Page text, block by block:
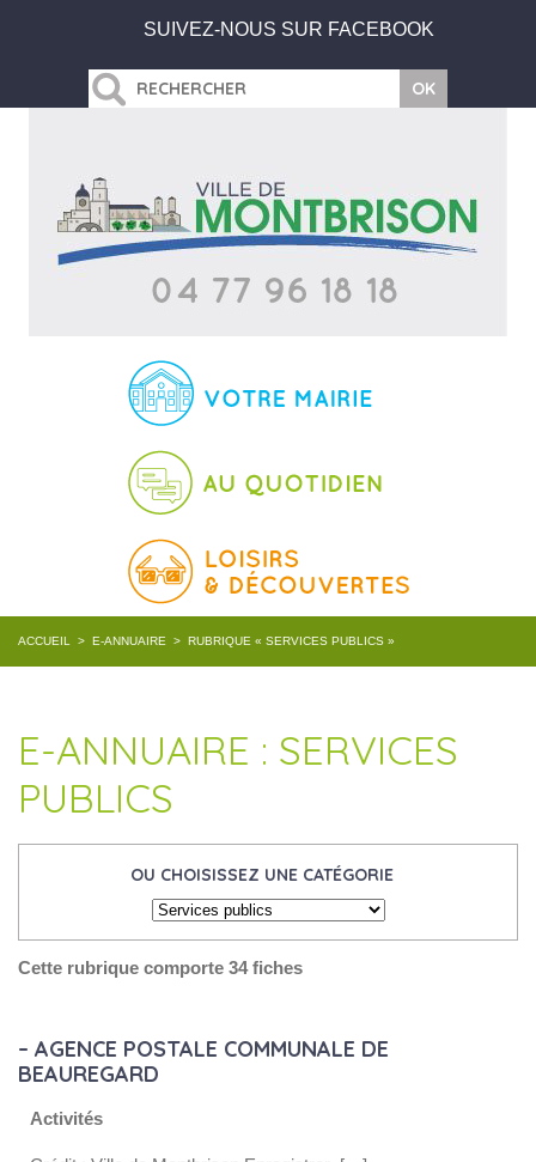
SUIVEZ-NOUS SUR FACEBOOK
ACCUEIL > E-ANNUAIRE > RUBRIQUE « SERVICES PUBLICS »
E-ANNUAIRE : SERVICES
PUBLICS
OU CHOISISSEZ UNE CATÉGORIE
Cette rubrique comporte 34 fiches
– AGENCE POSTALE COMMUNALE DE
BEAUREGARD
Activités